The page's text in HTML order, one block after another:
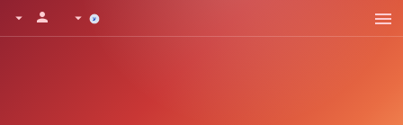
menu
arrow_drop_down
person
arrow_drop_down